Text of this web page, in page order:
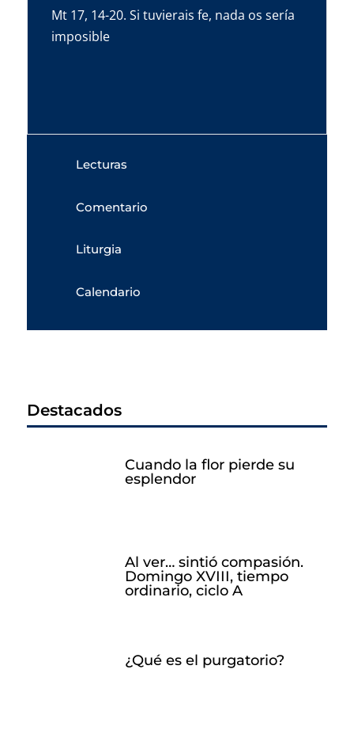
Mt 17, 14-20. Si tuvierais fe, nada os sería
imposible
Lecturas
Comentario
Liturgia
Calendario
Destacados
Cuando la flor pierde su
esplendor
Al ver… sintió compasión.
Domingo XVIII, tiempo
ordinario, ciclo A
¿Qué es el purgatorio?